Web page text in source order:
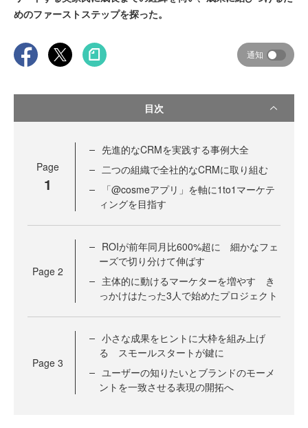
めのファーストステップを探った。
通知
目次
Page
1
先進的なCRMを実践する事例大全
二つの組織で全社的なCRMに取り組む
「@cosmeアプリ」を軸に1to1マーケテ
ィングを目指す
Page 2
ROIが前年同月比600%超に 細かなフェ
ーズで切り分けて伸ばす
主体的に動けるマーケターを増やす き
っかけはたった3人で始めたプロジェクト
Page 3
小さな成果をヒントに大枠を組み上げ
る スモールスタートが鍵に
ユーザーの知りたいとブランドのモーメ
ントを一致させる表現の開拓へ